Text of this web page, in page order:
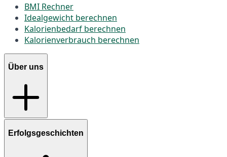
BMI Rechner
Idealgewicht berechnen
Kalorienbedarf berechnen
Kalorienverbrauch berechnen
Über uns
Erfolgsgeschichten